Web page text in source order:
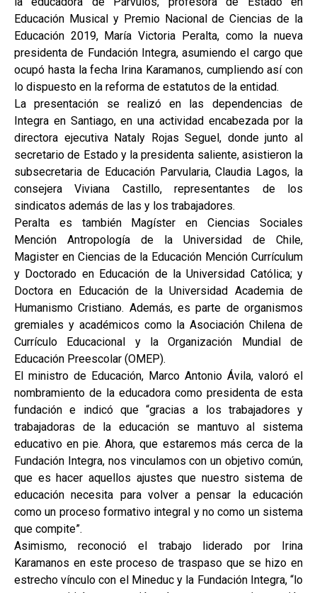
Educación Musical y Premio Nacional de Ciencias de la
Educación 2019, María Victoria Peralta, como la nueva
presidenta de Fundación Integra, asumiendo el cargo que
ocupó hasta la fecha Irina Karamanos, cumpliendo así con
lo dispuesto en la reforma de estatutos de la entidad.
La presentación se realizó en las dependencias de
Integra en Santiago, en una actividad encabezada por la
directora ejecutiva Nataly Rojas Seguel, donde junto al
secretario de Estado y la presidenta saliente, asistieron la
subsecretaria de Educación Parvularia, Claudia Lagos, la
consejera Viviana Castillo, representantes de los
sindicatos además de las y los trabajadores.
Peralta es también Magíster en Ciencias Sociales
Mención Antropología de la Universidad de Chile,
Magister en Ciencias de la Educación Mención Currículum
y Doctorado en Educación de la Universidad Católica; y
Doctora en Educación de la Universidad Academia de
Humanismo Cristiano. Además, es parte de organismos
gremiales y académicos como la Asociación Chilena de
Currículo Educacional y la Organización Mundial de
Educación Preescolar (OMEP).
El ministro de Educación, Marco Antonio Ávila, valoró el
nombramiento de la educadora como presidenta de esta
fundación e indicó que “gracias a los trabajadores y
trabajadoras de la educación se mantuvo al sistema
educativo en pie. Ahora, que estaremos más cerca de la
Fundación Integra, nos vinculamos con un objetivo común,
que es hacer aquellos ajustes que nuestro sistema de
educación necesita para volver a pensar la educación
como un proceso formativo integral y no como un sistema
que compite”.
Asimismo, reconoció el trabajo liderado por Irina
Karamanos en este proceso de traspaso que se hizo en
estrecho vínculo con el Mineduc y la Fundación Integra, “lo